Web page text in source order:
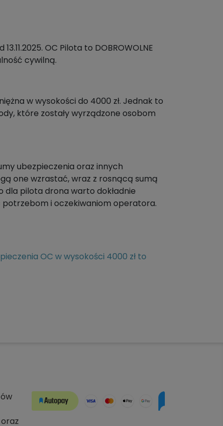
OC Pilota to DOBROWOLNE
cywilną.
w wysokości do 4000 zł. Jednak to
które zostały wyrządzone osobom
ubezpieczenia oraz innych
one wzrastać, wraz z rosnącą sumą
dla pilota drona warto dokładnie
i oczekiwaniom operatora.
OC w wysokości 4000 zł to